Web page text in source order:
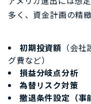
多く、資金計画の精
初期投資額 （会
グ費など）
損益分岐点分析
為替リスク対策
撤退条件設定（事